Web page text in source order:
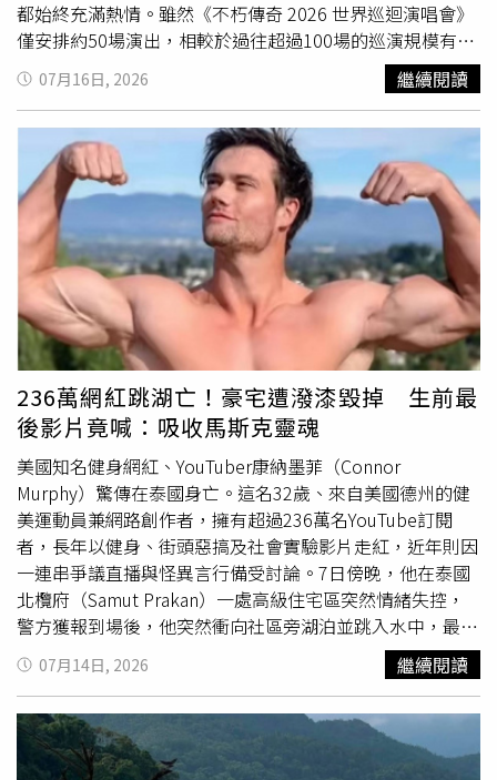
都始終充滿熱情。雖然《不朽傳奇 2026 世界巡迴演唱會》
僅安排約50場演出，相較於過往超過100場的巡演規模有所
減少，但英格伯強調每一場演出依然會全力以赴，以最好的
狀態呈現給每一位觀眾。對他而言，2026年是別具意義的
慶祝之年，因此希望透過這次世界巡演，與世界各地的樂迷
共同分享喜悅，一起度過一段充滿音樂與歡樂的難忘時光。
除了演唱會演出外，英格伯亦期待能有更多時間深入感受當
地的人文風情，他坦言過往巡演行程十分緊湊，經常只是短
暫停留便趕赴下一個城市，鮮少有機會細細欣賞當地景色與
文化。因此，他希望這次巡演能放慢腳步，在工作之餘拍下
更多照片、留下更多旅途點滴，親身體驗每座城市獨特的魅
力，為這趟巡演留下更多美好的回憶。英格伯漢普汀克認為
能站在舞台上是很幸福的事情。（圖／全球音樂經紀有限公
司提供）身為美食愛好
者，英格伯對當地美食同樣充滿期
待，他表示雖然已經記不起上次造訪時品嚐過哪些菜餚，但
對當時的美味依然印象深刻，尤其鍾愛辛辣料理及各式亞洲
美食。因此他十分期待再次到訪，品嚐更多當地特色佳餚，
親身感受當地的飲食文化。談及不少歌手翻唱自己的作品，
英格伯特表示他一直視此為音樂人最大的肯定之一，對他而
言，作品能夠被不同世代的歌手重新演繹，不僅代表歌曲歷
久彌新，更是一種莫大的榮耀。他坦言自己剛出道時也是從
翻唱其他歌手的作品開始，因此十分理解翻唱對音樂人成長
的重要性。演唱會門票請洽KKTIX.com。
07月16日, 2026 繼續閱讀
236萬網紅跳湖亡！豪宅遭潑漆毀掉 生前最
後影片竟喊：吸收馬斯克靈魂
美國知名健身網紅、YouTuber康納墨菲（Connor
Murphy）驚傳在泰國身亡。這名32歲、來自美國德州的健
美運動員兼網路創作者，擁有超過236萬名YouTube訂閱
者，長年以健身、街頭惡搞及社會實驗影片走紅，近年則因
一連串爭議直播與怪異言行備受討論。7日傍晚，他在泰國
北欖府（Samut Prakan）一處高級住宅區突然情緒失控，
警方獲報到場後，他突然衝向社區旁湖泊並跳入水中，最終
溺斃。警方初步未發現外力攻擊痕跡，已安排驗屍及毒物檢
驗，以釐清真正死因。康納墨菲與22歲女友租住的湖畔豪宅
事後被發現遭嚴重破壞。（圖／翻攝自Bangkok Post）綜
合《Bangkok Post》、《Khaosod English》、《New
York Post》及其他外媒報導，事發地點位於北欖府邦披縣
07月14日, 2026 繼續閱讀